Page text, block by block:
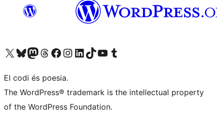
Visiteu el nostre compte X (abans Twitter)
Visiteu el nostre compte de Bluesky
Visiteu el nostre compte al Mastodon
Visiteu el nostre compte de Threads
Visiteu la nostra pàgina al Facebook
Visiteu el nostre compte d'Instagram
Visiteu el nostre compte de LinkedIn
Visiteu el nostre compte de TikTok
Visiteu el nostre canal al YouTube
Visiteu el nostre compte de Tumblr
El codi és poesia.
The WordPress® trademark is the intellectual property
of the WordPress Foundation.